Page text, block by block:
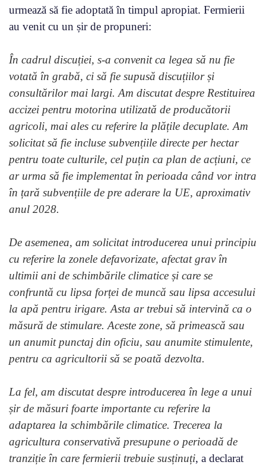
urmează să fie adoptată în timpul apropiat. Fermierii
au venit cu un șir de propuneri:
În cadrul discuției, s-a convenit ca legea să nu fie
votată în grabă, ci să fie supusă discuțiilor și
consultărilor mai largi. Am discutat despre Restituirea
accizei pentru motorina utilizată de producătorii
agricoli, mai ales cu referire la plățile decuplate. Am
solicitat să fie incluse subvențiile directe per hectar
pentru toate culturile, cel puțin ca plan de acțiuni, ce
ar urma să fie implementat în perioada când vor intra
în țară subvențiile de pre aderare la UE, aproximativ
anul 2028.
De asemenea, am solicitat introducerea unui principiu
cu referire la zonele defavorizate, afectat grav în
ultimii ani de schimbările climatice și care se
confruntă cu lipsa forței de muncă sau lipsa accesului
la apă pentru irigare. Asta ar trebui să intervină ca o
măsură de stimulare. Aceste zone, să primească sau
un anumit punctaj din oficiu, sau anumite stimulente,
pentru ca agricultorii să se poată dezvolta.
La fel, am discutat despre introducerea în lege a unui
șir de măsuri foarte importante cu referire la
adaptarea la schimbările climatice. Trecerea la
agricultura conservativă presupune o perioadă de
tranziție în care fermierii trebuie susținuți, a declarat